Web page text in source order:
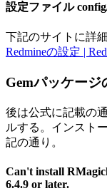
設定ファイル
下記のサイトに詳
Redmineの設定 |
Gemパッケー
後は公式に記載の
ルする。インスト
記の通り。
Can't install
6.4.9 or later.